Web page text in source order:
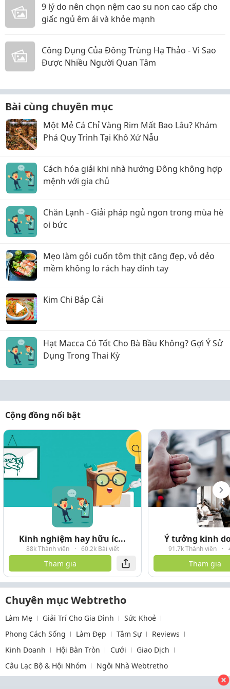
9 lý do nên chọn nệm cao su non cao cấp cho
giấc ngủ êm ái và khỏe mạnh
Công Dụng Của Đông Trùng Hạ Thảo - Vì Sao
Được Nhiều Người Quan Tâm
Bài cùng chuyên mục
Một Mẻ Cá Chỉ Vàng Rim Mất Bao Lâu? Khám
Phá Quy Trình Tại Khô Xứ Nẫu
Cách hóa giải khi nhà hướng Đông không hợp
mệnh với gia chủ
Chăn Lạnh - Giải pháp ngủ ngon trong mùa hè
oi bức
Mẹo làm gỏi cuốn tôm thịt căng đẹp, vỏ dẻo
mềm không lo rách hay dính tay
Kim Chi Bắp Cải
Hạt Macca Có Tốt Cho Bà Bầu Không? Gợi Ý Sử
Dụng Trong Thai Kỳ
Cộng đồng nổi bật
Kinh nghiệm hay hữu íc...
88k Thành viên · 60.2k Bài viết
Tham gia
Ý tưởng kinh
91.7k Thành viên ·
Tham gia
Chuyên mục Webtretho
Làm Mẹ Giải Trí Cho Gia Đình
Sức Khoẻ
Phong Cách Sống
Làm Đẹp Tâm Sự
Reviews
Kinh Doanh
Hội Bàn Tròn Cưới
Giao Dịch
Câu Lạc Bộ & Hội Nhóm
Ngôi Nhà Webtretho